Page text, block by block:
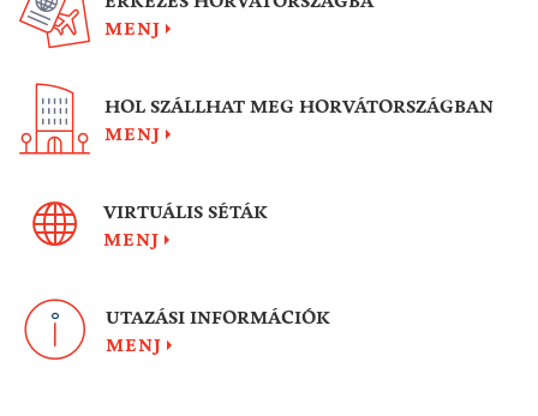
MENJ
HOL SZÁLLHAT MEG HORVÁTORSZÁGBAN
MENJ
VIRTUÁLIS SÉTÁK
MENJ
UTAZÁSI INFORMÁCIÓK
MENJ